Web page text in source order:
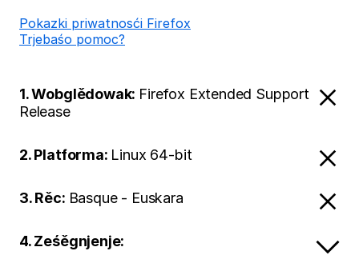
Pokazki priwatnosći Firefox
Trjebaśo pomoc?
1. Wobglědowak: Firefox Extended Support
Release
2. Platforma: Linux 64-bit
3. Rěc: Basque - Euskara
4. Ześěgnjenje: